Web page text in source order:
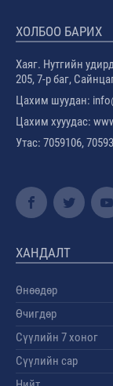
ХОЛБОО БАРИХ
Хаяг. Нутгийн
205, 7-р баг,
Цахим шуудан:
Цахим хууудас:
Утас: 7059106,
ХАНДАЛТ
Өнөөдөр
Өчигдөр
Сүүлийн 7 хоног
Сүүлийн сар